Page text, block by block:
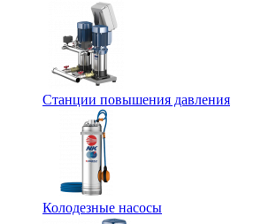
Станции повышения давления
Колодезные насосы